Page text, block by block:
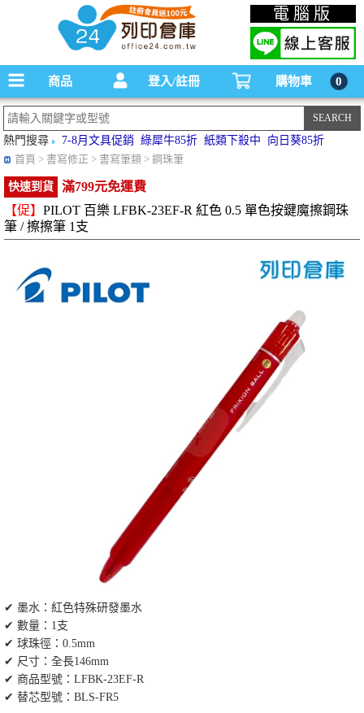
碳粉匣，墨水匣,原廠碳粉匣，副廠碳粉匣，環保碳粉匣,連續供墨印表機-office24列印
倉庫線上購物手機版
電腦版
商品 登入/註冊 購物車 0
熱門搜尋 7-8月文具促銷 綠犀牛85折 紙類下殺中
向日葵85折
首頁 > 書寫修正 > 書寫筆類 > 鋼珠筆
快速到貨
滿799元免運費
【促】 PILOT 百樂 LFBK-23EF-R 紅色 0.5 單色按鍵魔擦鋼珠
筆 / 擦擦筆 1支
✔ 墨水：紅色特殊研發墨水
✔ 數量：1支
✔ 球珠徑：0.5mm
✔ 尺寸：全長146mm
✔ 商品型號：LFBK-23EF-R
✔ 替芯型號：BLS-FR5